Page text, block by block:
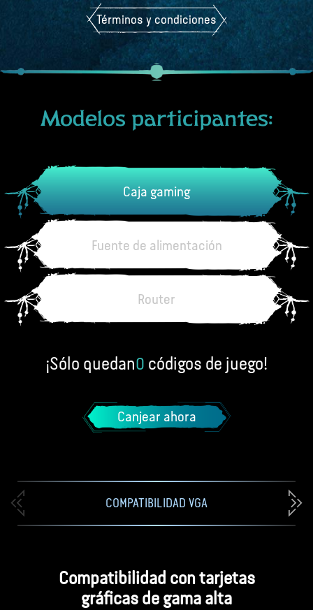
Términos y condiciones
Modelos participantes:
Caja gaming
Fuente de alimentación
Router
¡Sólo quedan0 códigos de juego!
Canjear ahora
COMPATIBILIDAD VGA
Compatibilidad con tarjetas
gráficas de gama alta
EXCLUSIVO MSI